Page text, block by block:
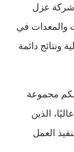
شركة عزل
والمعدات في
ونتائج دائمة
مجموعة
الذين
العمل